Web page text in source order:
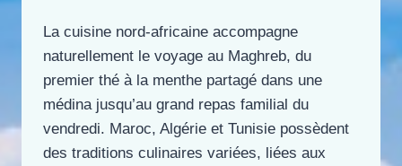
La cuisine nord-africaine accompagne
naturellement le voyage au Maghreb, du
premier thé à la menthe partagé dans une
médina jusqu’au grand repas familial du
vendredi. Maroc, Algérie et Tunisie possèdent
des traditions culinaires variées, liées aux